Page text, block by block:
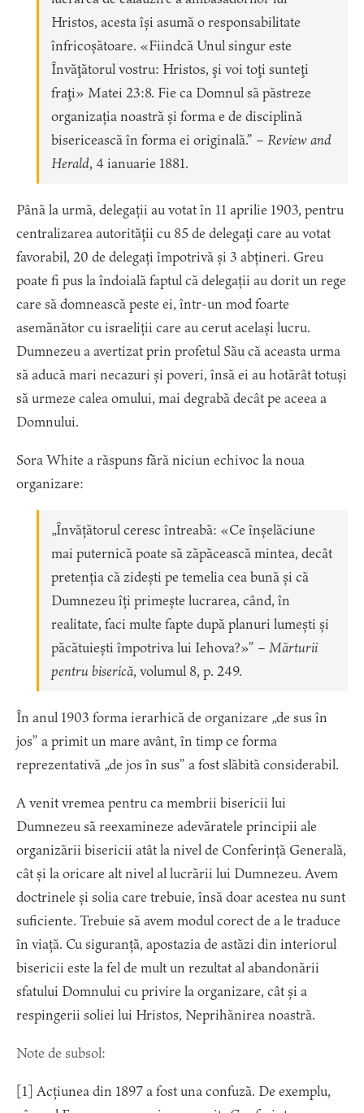
Hristos, acesta își asumă o responsabilitate
înfricoșătoare. «Fiindcă Unul singur este
Învăţătorul vostru: Hristos, şi voi toţi sunteţi
fraţi» Matei 23:8. Fie ca Domnul să păstreze
organizația noastră și forma e de disciplină
bisericească în forma ei originală.” – Review and
Herald, 4 ianuarie 1881.
Până la urmă, delegații au votat în 11 aprilie 1903, pentru
centralizarea autorității cu 85 de delegați care au votat
favorabil, 20 de delegați împotrivă și 3 abțineri. Greu
poate fi pus la îndoială faptul că delegații au dorit un rege
care să domnească peste ei, într-un mod foarte
asemănător cu israeliții care au cerut același lucru.
Dumnezeu a avertizat prin profetul Său că aceasta urma
să aducă mari necazuri și poveri, însă ei au hotărât totuși
să urmeze calea omului, mai degrabă decât pe aceea a
Domnului.
Sora White a răspuns fără niciun echivoc la noua
organizare:
„Învățătorul ceresc întreabă: «Ce înșelăciune
mai puternică poate să zăpăcească mintea, decât
pretenția că zidești pe temelia cea bună și că
Dumnezeu îți primește lucrarea, când, în
realitate, faci multe fapte după planuri lumești și
păcătuiești împotriva lui Iehova?»” – Mărturii
pentru biserică, volumul 8, p. 249.
În anul 1903 forma ierarhică de organizare „de sus în
jos” a primit un mare avânt, în timp ce forma
reprezentativă „de jos în sus” a fost slăbită considerabil.
A venit vremea pentru ca membrii bisericii lui
Dumnezeu să reexamineze adevăratele principii ale
organizării bisericii atât la nivel de Conferință Generală,
cât și la oricare alt nivel al lucrării lui Dumnezeu. Avem
doctrinele și solia care trebuie, însă doar acestea nu sunt
suficiente. Trebuie să avem modul corect de a le traduce
în viață. Cu siguranță, apostazia de astăzi din interiorul
bisericii este la fel de mult un rezultat al abandonării
sfatului Domnului cu privire la organizare, cât și a
respingerii soliei lui Hristos, Neprihănirea noastră.
Note de subsol:
[1] Acțiunea din 1897 a fost una confuză. De exemplu,